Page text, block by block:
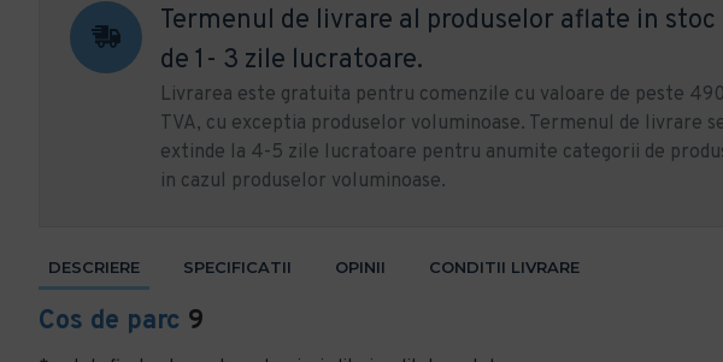
Termenul de livrare al produselor aflate in stoc
de 1- 3 zile lucratoare.
Livrarea este gratuita pentru comenzile cu valoare de peste
TVA, cu exceptia produselor voluminoase. Termenul de livrare
extinde la 4-5 zile lucratoare pentru anumite categorii de
in cazul produselor voluminoase.
DESCRIERE SPECIFICATII OPINII CONDITII LIVRARE
Cos de parc 9